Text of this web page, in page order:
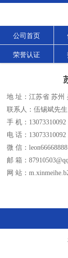
公司首页
荣誉认证
地 址：江苏省 苏州
联系人：伍锡斌先生
手 机：13073310092
电 话：13073310092
微 信：leon66668888
邮 箱：
网 站：